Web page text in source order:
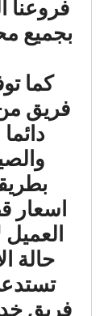
فروعنا
بجميع
كما
فريق من
اسعار
حالة
فريق